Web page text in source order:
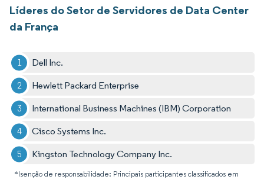
Líderes do Setor de Servidores de Data Center
da França
Dell Inc.
Hewlett Packard Enterprise
International Business Machines (IBM) Corporation
Cisco Systems Inc.
Kingston Technology Company Inc.
*Isenção de responsabilidade: Principais participantes classificados em